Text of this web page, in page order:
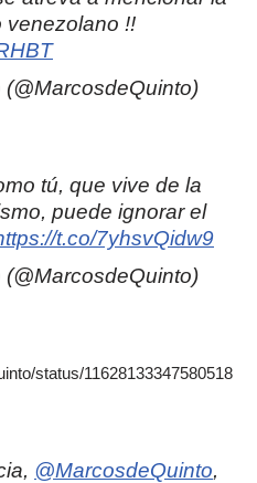
venezolano !!
tú, que vive de la
puede ignorar el
t.co/7yhsvQidw9
status/11628133347580518
@MarcosdeQuinto,